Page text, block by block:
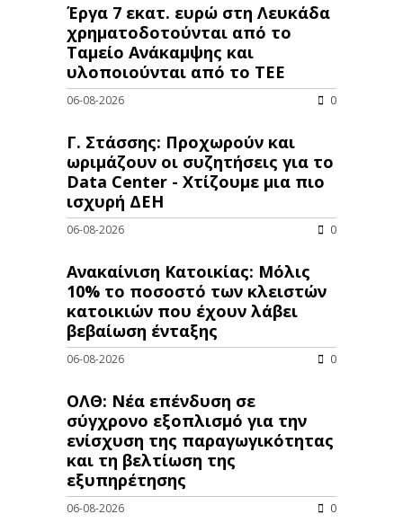
Έργα 7 εκατ. ευρώ στη Λευκάδα
χρηματοδοτούνται από το
Ταμείο Ανάκαμψης και
υλοποιούνται από το ΤΕΕ
06-08-2026 0
Γ. Στάσσης: Προχωρούν και
ωριμάζουν οι συζητήσεις για το
Data Center - Χτίζουμε μια πιο
ισχυρή ΔΕΗ
06-08-2026 0
Ανακαίνιση Κατοικίας: Μόλις
10% το ποσοστό των κλειστών
κατοικιών που έχουν λάβει
βεβαίωση ένταξης
06-08-2026 0
ΟΛΘ: Νέα επένδυση σε
σύγχρονο εξοπλισμό για την
ενίσχυση της παραγωγικότητας
και τη βελτίωση της
εξυπηρέτησης
06-08-2026 0